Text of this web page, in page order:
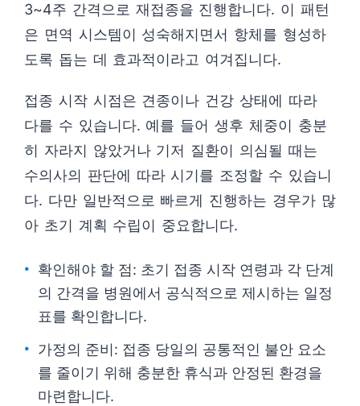
3~4주 간격으로 재접종을 진행합니다. 이 패턴
은 면역 시스템이 성숙해지면서 항체를 형성하
도록 돕는 데 효과적이라고 여겨집니다.
접종 시작 시점은 견종이나 건강 상태에 따라
다를 수 있습니다. 예를 들어 생후 체중이 충분
히 자라지 않았거나 기저 질환이 의심될 때는
수의사의 판단에 따라 시기를 조정할 수 있습니
다. 다만 일반적으로 빠르게 진행하는 경우가 많
아 초기 계획 수립이 중요합니다.
확인해야 할 점: 초기 접종 시작 연령과 각 단계
의 간격을 병원에서 공식적으로 제시하는 일정
표를 확인합니다.
가정의 준비: 접종 당일의 공통적인 불안 요소
를 줄이기 위해 충분한 휴식과 안정된 환경을
마련합니다.